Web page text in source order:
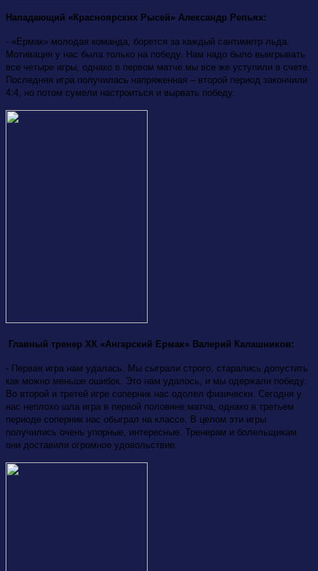
Нападающий «Красноярских Рысей» Александр Репьях:
- «Ермак» молодая команда, борется за каждый сантиметр льда.
Мотивация у нас была только на победу. Нам надо было выигрывать
все четыре игры, однако в первом матче мы все же уступили в счете.
Последняя игра получилась напряженная – второй период закончили
4:4, но потом сумели настроиться и вырвать победу.
Главный тренер ХК «Ангарский Ермак» Валерий Калашников:
- Первая игра нам удалась. Мы сыграли строго, старались допустить
как можно меньше ошибок. Это нам удалось, и мы одержали победу.
Во второй и третей игре соперник нас одолел физически. Сегодня у
нас неплохо шла игра в первой половине матча, однако в третьем
периоде соперник нас обыграл на классе. В целом эти игры
получились очень упорные, интересные. Тренерам и болельщикам
они доставили огромное удовольствие.